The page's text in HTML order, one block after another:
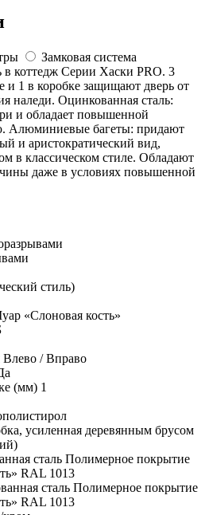
Замковая система
коттедж Серии Хаски PRO. 3
и 1 в коробке защищают дверь от
наледи. Оцинкованная сталь:
и обладает повышенной
Алюминиевые багеты: придают
и аристократический вид,
в классическом стиле. Обладают
даже в условиях повышенной
стиль)
«Слоновая кость»
Влево / Вправо
(мм) 1
усиленная деревянным брусом
сталь Полимерное покрытие
RAL 1013
сталь Полимерное покрытие
RAL 1013